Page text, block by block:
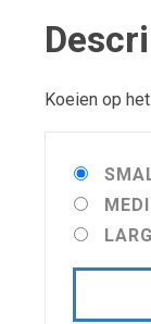
Koeien op